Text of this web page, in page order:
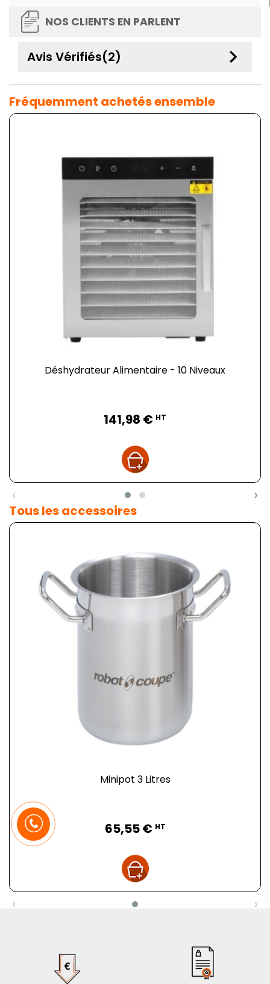
NOS CLIENTS EN PARLENT
Avis Vérifiés(2) keyboard_arrow_down
Fréquemment achetés ensemble
Déshydrateur Alimentaire - 10 Niveaux
141,98 € HT
‹ ›
Tous les accessoires
Minipot 3 Litres
65,55 € HT
‹ ›